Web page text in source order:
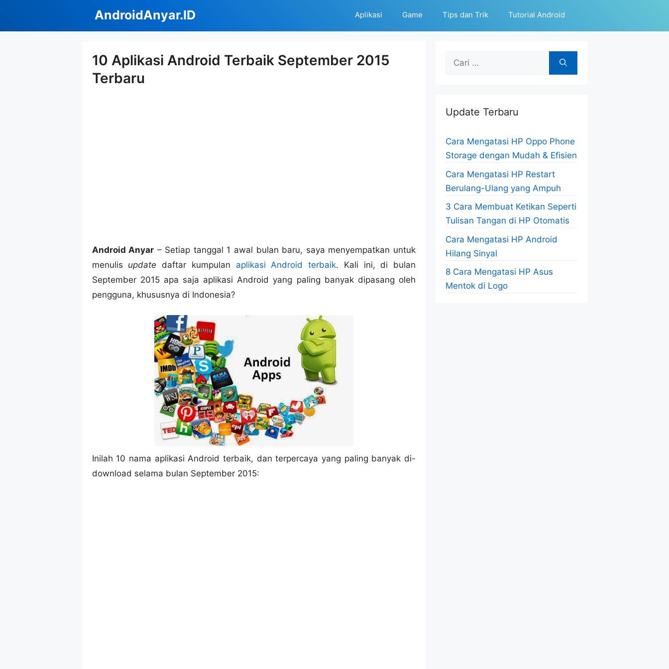
isi
AndroidAnyar.ID Aplikasi Game Tips dan Trik Tutorial Android
10 Aplikasi Android Terbaik September 2015
Terbaru
Android Anyar – Setiap tanggal 1 awal bulan baru, saya menyempatkan untuk
menulis update daftar kumpulan aplikasi Android terbaik. Kali ini, di bulan
September 2015 apa saja aplikasi Android yang paling banyak dipasang oleh
pengguna, khususnya di Indonesia?
Inilah 10 nama aplikasi Android terbaik, dan terpercaya yang paling banyak di-
download selama bulan September 2015:
Cari
Update Terbaru
Cara Mengatasi HP Oppo Phone
Storage dengan Mudah & Efisien
Cara Mengatasi HP Restart
Berulang-Ulang yang Ampuh
3 Cara Membuat Ketikan Seperti
Tulisan Tangan di HP Otomatis
Cara Mengatasi HP Android
Hilang Sinyal
8 Cara Mengatasi HP Asus
Mentok di Logo